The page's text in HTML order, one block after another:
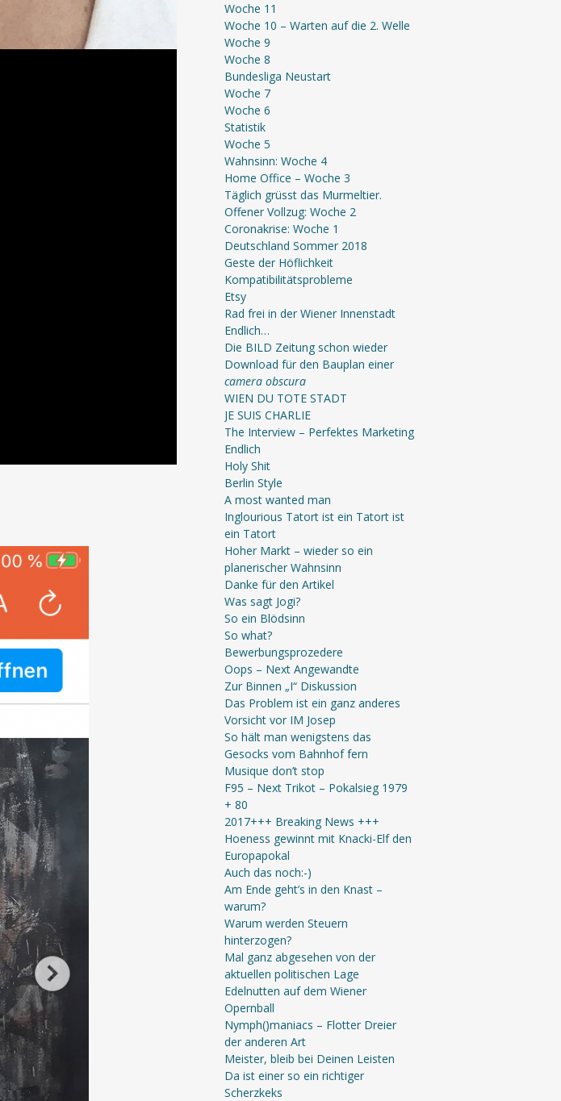
Woche 11
Woche 10 – Warten auf die 2. Welle
Woche 9
Woche 8
Bundesliga Neustart
Woche 7
Woche 6
Statistik
Woche 5
Wahnsinn: Woche 4
Home Office – Woche 3
Täglich grüsst das Murmeltier.
Offener Vollzug: Woche 2
Coronakrise: Woche 1
Deutschland Sommer 2018
Geste der Höflichkeit
Kompatibilitätsprobleme
Etsy
Rad frei in der Wiener Innenstadt
Endlich…
Die BILD Zeitung schon wieder
Download für den Bauplan einer
camera obscura
WIEN DU TOTE STADT
JE SUIS CHARLIE
The Interview – Perfektes Marketing
Endlich
Holy Shit
Berlin Style
A most wanted man
Inglourious Tatort ist ein Tatort ist
ein Tatort
Hoher Markt – wieder so ein
planerischer Wahnsinn
Danke für den Artikel
Was sagt Jogi?
So ein Blödsinn
So what?
Bewerbungsprozedere
Oops – Next Angewandte
Zur Binnen „I“ Diskussion
Das Problem ist ein ganz anderes
Vorsicht vor IM Josep
So hält man wenigstens das
Gesocks vom Bahnhof fern
Musique don’t stop
F95 – Next Trikot – Pokalsieg 1979
+ 80
2017+++ Breaking News +++
Hoeness gewinnt mit Knacki-Elf den
Europapokal
Auch das noch:-)
Am Ende geht’s in den Knast –
warum?
Warum werden Steuern
hinterzogen?
Mal ganz abgesehen von der
aktuellen politischen Lage
Edelnutten auf dem Wiener
Opernball
Nymph()maniacs – Flotter Dreier
der anderen Art
Meister, bleib bei Deinen Leisten
Da ist einer so ein richtiger
Scherzkeks